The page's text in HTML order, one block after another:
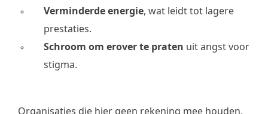
Verminderde energie, wat leidt tot lagere
prestaties.
Schroom om erover te praten uit angst voor
stigma.
Organisaties die hier geen rekening mee houden,